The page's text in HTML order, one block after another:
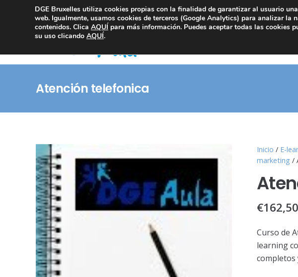
Consultoría Compliance
Atención telefonica
Inicio / E-
marketing /
€162,50
Curso de
learning
completos
DGE Bruxelles utiliza cookies propias con la finalidad de garantizar al usuario
web. Igualmente, usamos cookies de terceros (Google Analytics) para analizar la
contenidos. Clica AQUÍ para más información. Puedes aceptar todas las cookies
su uso clicando AQUÍ.